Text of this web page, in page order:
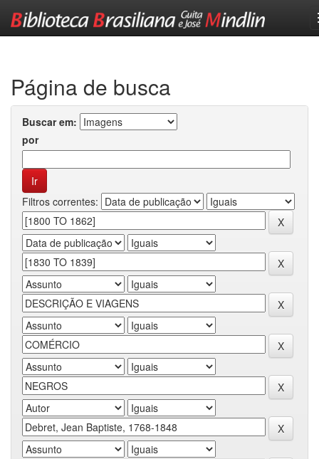
Página de busca
Buscar em:
por
Filtros correntes: